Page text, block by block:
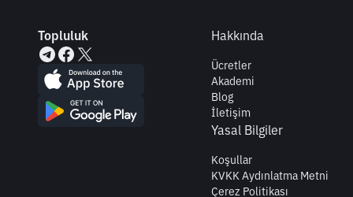
Topluluk Hakkında
Ücretler
Akademi
Blog
İletişim
Yasal Bilgiler
Koşullar
KVKK Aydınlatma Metni
Çerez Politikası